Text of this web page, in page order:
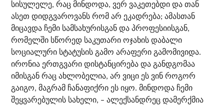
სისულელე, რაც მინდოდა, ვერ ვაკეთებდი და თან
ასეთ დიდგვაროვანს რომ არ ეკადრება; ამასთან
მიცავდა ჩემი სამსახურისგან და პროფესიისგან,
რომელში სწორედ საკუთარი ოჯახის დაბალი
სოციალური სტატუსის გამო არაფერი გამომივიდა.
ირონია ერთგვარი დისტანცირება და განდგომაა
იმისგან რაც ახლობელია, არ ვიცი ეს ვინ როგორ
გაიგო, მაგრამ ჩანაფიქრი ეს იყო. მინდოდა ჩემი
შეყვარებულის სახელი, – ალექსანდრეც დამერქმია